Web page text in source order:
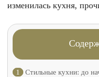
изменилась кухня,
1
Стильные кухни: до